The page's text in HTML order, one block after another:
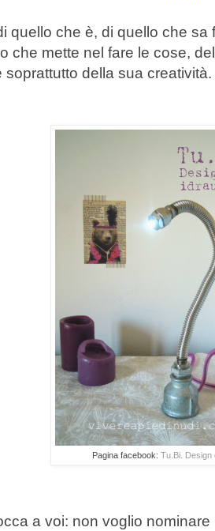
quello che è, di quello che sa
che mette nel fare le cose,
soprattutto della sua
Pagina facebook: Tu.Bi. Design
a voi: non voglio